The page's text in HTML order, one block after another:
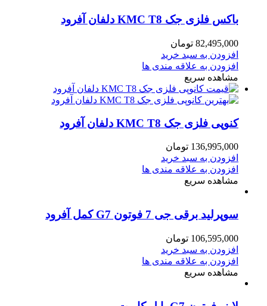
باکس فلزی جک KMC T8 دلفان آفرود
82,495,000 تومان
افزودن به سبد خرید
افزودن به علاقه مندی ها
مشاهده سریع
کنوپی فلزی جک KMC T8 دلفان آفرود
136,995,000 تومان
افزودن به سبد خرید
افزودن به علاقه مندی ها
مشاهده سریع
سوپرلید برقی جی 7 فوتون G7 کمل آفرود
106,595,000 تومان
افزودن به سبد خرید
افزودن به علاقه مندی ها
مشاهده سریع